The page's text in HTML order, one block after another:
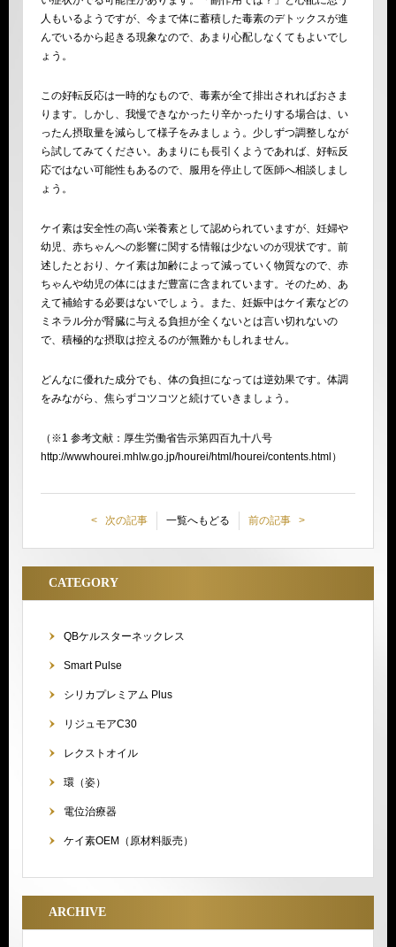
人もいるようですが、今まで体に蓄積した毒素のデトックスが進
んでいるから起きる現象なので、あまり心配しなくてもよいでし
ょう。
この好転反応は一時的なもので、毒素が全て排出されればおさま
ります。しかし、我慢できなかったり辛かったりする場合は、い
ったん摂取量を減らして様子をみましょう。少しずつ調整しなが
ら試してみてください。あまりにも長引くようであれば、好転反
応ではない可能性もあるので、服用を停止して医師へ相談しまし
ょう。
ケイ素は安全性の高い栄養素として認められていますが、妊婦や
幼児、赤ちゃんへの影響に関する情報は少ないのが現状です。前
述したとおり、ケイ素は加齢によって減っていく物質なので、赤
ちゃんや幼児の体にはまだ豊富に含まれています。そのため、あ
えて補給する必要はないでしょう。また、妊娠中はケイ素などの
ミネラル分が腎臓に与える負担が全くないとは言い切れないの
で、積極的な摂取は控えるのが無難かもしれません。
どんなに優れた成分でも、体の負担になっては逆効果です。体調
をみながら、焦らずコツコツと続けていきましょう。
（※1 参考文献：厚生労働省告示第四百九十八号
http://wwwhourei.mhlw.go.jp/hourei/html/hourei/contents.html）
次の記事 前の記事
一覧へもどる
CATEGORY
QBケルスターネックレス
Smart Pulse
シリカプレミアム Plus
リジュモアC30
レクストオイル
環（姿）
電位治療器
ケイ素OEM（原材料販売）
ARCHIVE